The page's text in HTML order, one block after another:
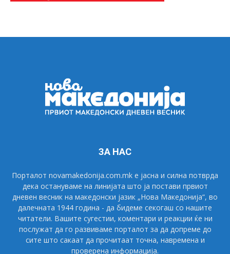
ЗА НАС
Порталот novamakedonija.com.mk е јасна и силна потврда
дека остануваме на линијата што ја постави првиот
дневен весник на македонски јазик „Нова Македонија“, во
далечната 1944 година - да бидеме секогаш со нашите
читатели. Вашите сугестии, коментари и реакции ќе ни
послужат да го развиваме порталот за да допреме до
сите што сакаат да прочитаат точна, навремена и
проверена информација.